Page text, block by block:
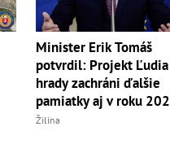
Minister Erik Tomáš
potvrdil: Projekt
hrady zachráni ďalšie
pamiatky aj v roku
Žilina